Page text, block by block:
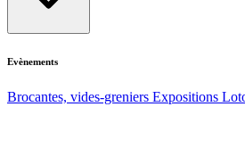
Evènements
Brocantes, vides-greniers Expositions